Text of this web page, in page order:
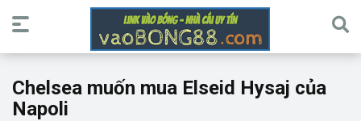
Chelsea muốn mua Elseid Hysaj của
Napoli